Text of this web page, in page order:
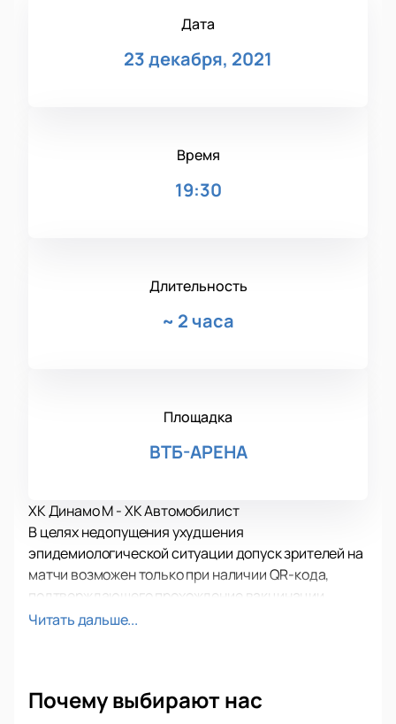
Дата
23 декабря, 2021
Время
19:30
Длительность
~ 2 часа
Площадка
ВТБ-АРЕНА
ХК Динамо М - ХК Автомобилист
В целях недопущения ухудшения
эпидемиологической ситуации допуск зрителей на
матчи возможен только при наличии QR-кода,
подтверждающего прохождение вакцинации
против COVID-19 или перенесенное в течение
Читать дальше...
Почему выбирают нас